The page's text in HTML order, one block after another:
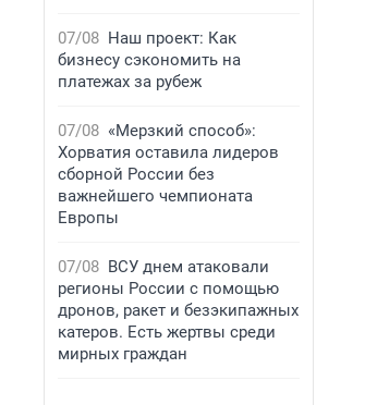
07/08 Наш проект: Как
бизнесу сэкономить на
платежах за рубеж
07/08 «Мерзкий способ»:
Хорватия оставила лидеров
сборной России без
важнейшего чемпионата
Европы
07/08 ВСУ днем атаковали
регионы России с помощью
дронов, ракет и безэкипажных
катеров. Есть жертвы среди
мирных граждан